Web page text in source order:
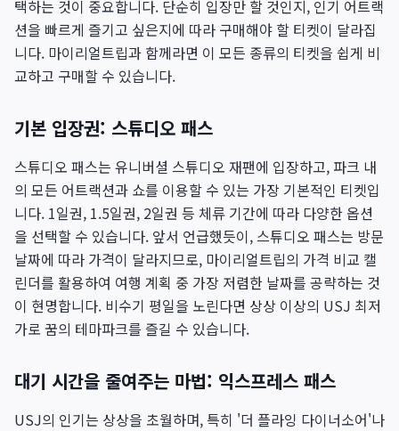
택하는 것이 중요합니다. 단순히 입장만 할 것인지, 인기 어트랙
션을 빠르게 즐기고 싶은지에 따라 구매해야 할 티켓이 달라집
니다. 마이리얼트립과 함께라면 이 모든 종류의 티켓을 쉽게 비
교하고 구매할 수 있습니다.
기본 입장권: 스튜디오 패스
스튜디오 패스는 유니버셜 스튜디오 재팬에 입장하고, 파크 내
의 모든 어트랙션과 쇼를 이용할 수 있는 가장 기본적인 티켓입
니다. 1일권, 1.5일권, 2일권 등 체류 기간에 따라 다양한 옵션
을 선택할 수 있습니다. 앞서 언급했듯이, 스튜디오 패스는 방문
날짜에 따라 가격이 달라지므로, 마이리얼트립의 가격 비교 캘
린더를 활용하여 여행 계획 중 가장 저렴한 날짜를 공략하는 것
이 현명합니다. 비수기 평일을 노린다면 상상 이상의 USJ 최저
가로 꿈의 테마파크를 즐길 수 있습니다.
대기 시간을 줄여주는 마법: 익스프레스 패스
USJ의 인기는 상상을 초월하며, 특히 '더 플라잉 다이너소어'나